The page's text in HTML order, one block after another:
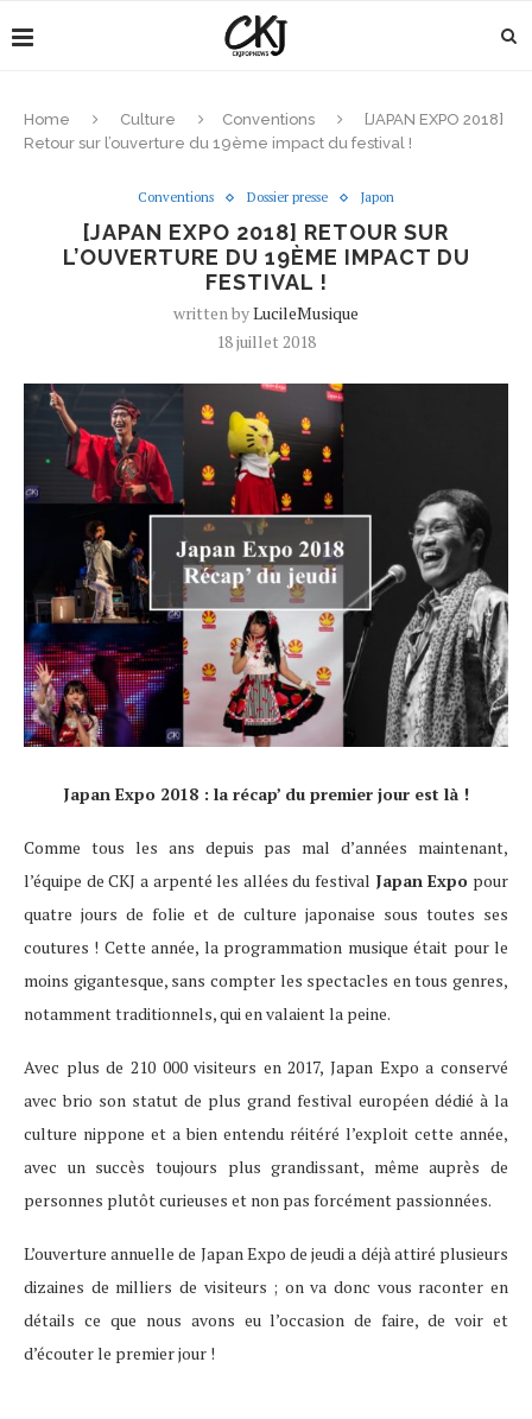
Home Culture Conventions
[JAPAN EXPO 2018]
Retour sur l’ouverture du 19ème impact du festival !
Conventions Dossier presse Japon
[JAPAN EXPO 2018] RETOUR SUR
L’OUVERTURE DU 19ÈME IMPACT DU
FESTIVAL !
written byLucileMusique
18 juillet 2018
Japan Expo 2018 : la récap’ du premier jour est là !
Comme tous les ans depuis pas mal d’années maintenant,
l’équipe de CKJ a arpenté les allées du festival Japan Expo pour
quatre jours de folie et de culture japonaise sous toutes ses
coutures ! Cette année, la programmation musique était pour le
moins gigantesque, sans compter les spectacles en tous genres,
notamment traditionnels, qui en valaient la peine.
Avec plus de 210 000 visiteurs en 2017, Japan Expo a conservé
avec brio son statut de plus grand festival européen dédié à la
culture nippone et a bien entendu réitéré l’exploit cette année,
avec un succès toujours plus grandissant, même auprès de
personnes plutôt curieuses et non pas forcément passionnées.
L’ouverture annuelle de Japan Expo de jeudi a déjà attiré plusieurs
dizaines de milliers de visiteurs ; on va donc vous raconter en
détails ce que nous avons eu l’occasion de faire, de voir et
d’écouter le premier jour !